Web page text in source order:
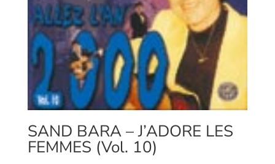
SAND BARA – J’ADORE LES
FEMMES (Vol. 10)